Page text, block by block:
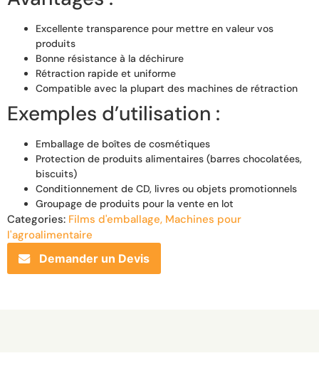
Excellente transparence pour mettre en valeur vos
produits
Bonne résistance à la déchirure
Rétraction rapide et uniforme
Compatible avec la plupart des machines de rétraction
Exemples d’utilisation :
Emballage de boîtes de cosmétiques
Protection de produits alimentaires (barres chocolatées,
biscuits)
Conditionnement de CD, livres ou objets promotionnels
Groupage de produits pour la vente en lot
Categories: Films d'emballage, Machines pour
l'agroalimentaire
Demander un Devis